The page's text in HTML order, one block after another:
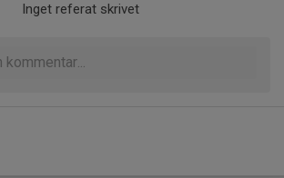
Inget referat skrivet